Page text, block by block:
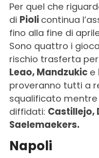
Per quel che
di Pioli continua
fino alla fine di
Sono quattro i
rischio trasferta per
Leao, Mandzukic e
proveranno tutti a
squalificato
diffidati: Castillejo,
Saelemaekers.
Napoli